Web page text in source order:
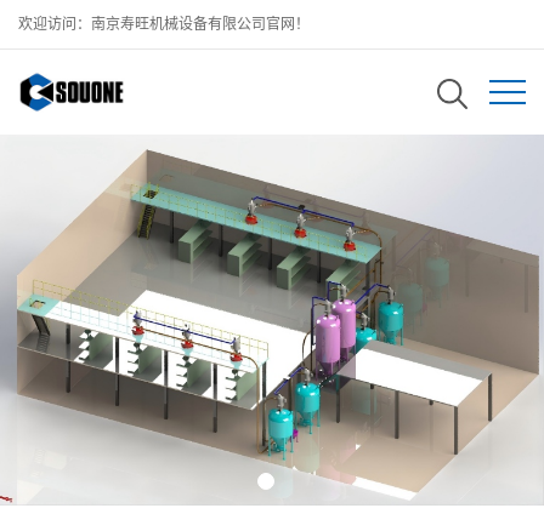
欢迎访问：南京寿旺机械设备有限公司官网！